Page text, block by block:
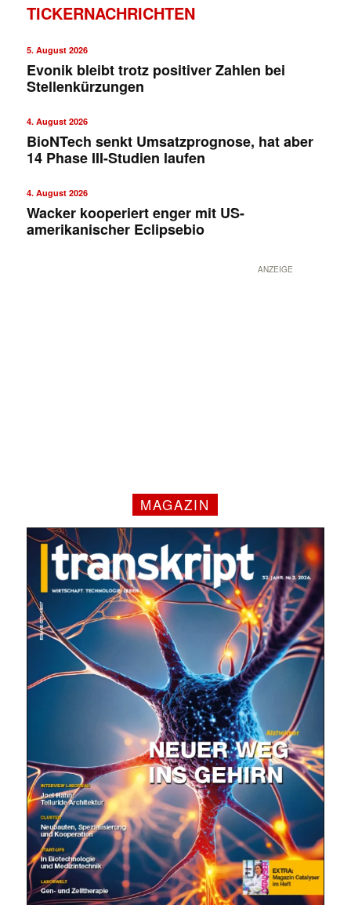
TICKERNACHRICHTEN
5. August 2026
Evonik bleibt trotz positiver Zahlen bei
Stellenkürzungen
4. August 2026
BioNTech senkt Umsatzprognose, hat aber
14 Phase III-Studien laufen
4. August 2026
Wacker kooperiert enger mit US-
amerikanischer Eclipsebio
ANZEIGE
MAGAZIN